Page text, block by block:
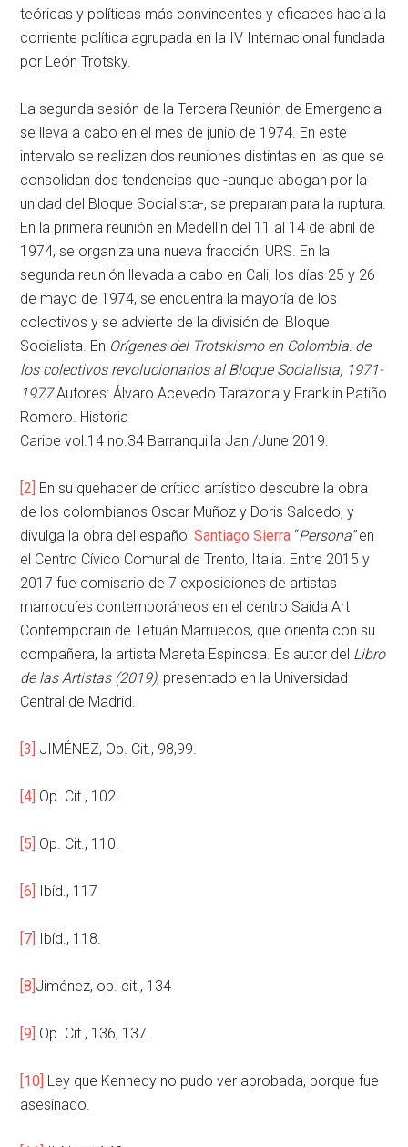
teóricas y políticas más convincentes y eficaces hacia la
corriente política agrupada en la IV Internacional fundada
por León Trotsky.
La segunda sesión de la Tercera Reunión de Emergencia
se lleva a cabo en el mes de junio de 1974. En este
intervalo se realizan dos reuniones distintas en las que se
consolidan dos tendencias que -aunque abogan por la
unidad del Bloque Socialista-, se preparan para la ruptura.
En la primera reunión en Medellín del 11 al 14 de abril de
1974, se organiza una nueva fracción: URS. En la
segunda reunión llevada a cabo en Cali, los días 25 y 26
de mayo de 1974, se encuentra la mayoría de los
colectivos y se advierte de la división del Bloque
Socialista. En Orígenes del Trotskismo en Colombia: de
los colectivos revolucionarios al Bloque Socialista, 1971-
1977.Autores: Álvaro Acevedo Tarazona y Franklin Patiño
Romero. Historia
Caribe vol.14 no.34 Barranquilla Jan./June 2019.
[2] En su quehacer de crítico artístico descubre la obra
de los colombianos Oscar Muñoz y Doris Salcedo, y
divulga la obra del españolSantiago Sierra “Persona”en
el Centro Cívico Comunal de Trento, Italia. Entre 2015 y
2017 fue comisario de 7 exposiciones de artistas
marroquíes contemporáneos en el centro Saida Art
Contemporain de Tetuán Marruecos, que orienta con su
compañera, la artista Mareta Espinosa. Es autor del Libro
de las Artistas (2019), presentado en la Universidad
Central de Madrid.
[3] JIMÉNEZ, Op. Cit., 98,99.
[4] Op. Cit., 102.
[5] Op. Cit., 110.
[6] Ibíd., 117
[7] Ibíd., 118.
[8]Jiménez, op. cit., 134
[9] Op. Cit., 136, 137.
[10] Ley que Kennedy no pudo ver aprobada, porque fue
asesinado.